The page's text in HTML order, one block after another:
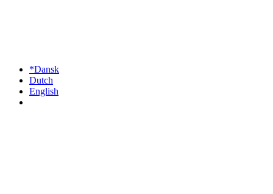
*Dansk
Dutch
English